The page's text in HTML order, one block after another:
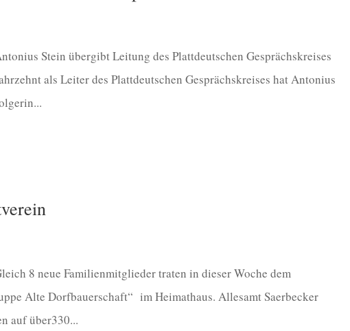
Stein übergibt Leitung des Plattdeutschen Gesprächskreises
als Leiter des Plattdeutschen Gesprächskreises hat Antonius
8 neue Familienmitglieder traten in dieser Woche dem
Alte Dorfbauerschaft“ im Heimathaus. Allesamt Saerbecker
auf über330...